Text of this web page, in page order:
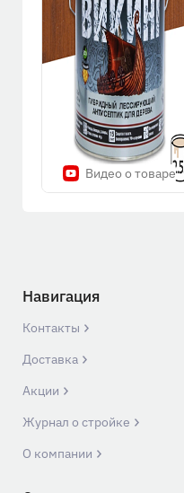
Видео о товаре
Навигация
Контакты
Доставка
Акции
Журнал о стройке
О компании